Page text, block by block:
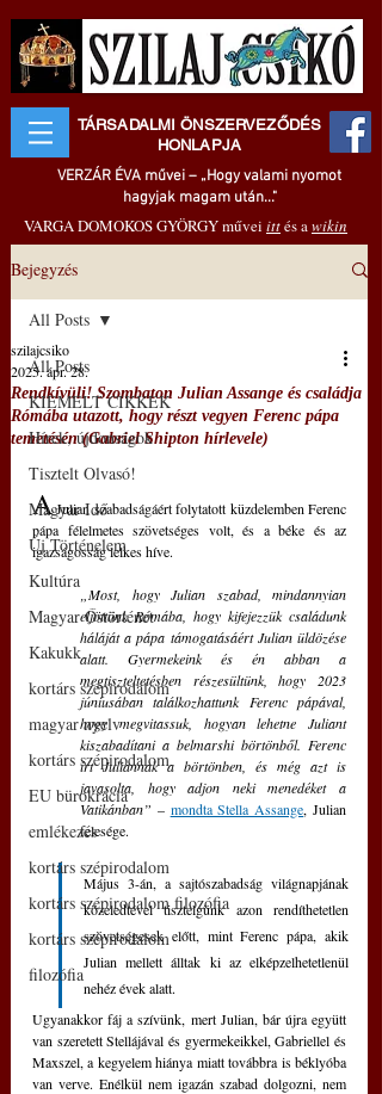
TÁRSADALMI ÖNSZERVEZŐDÉS
HONLAPJA
VERZÁR ÉVA művei – „Hogy valami nyomot
hagyjak magam után..."
VARGA DOMOKOS GYÖRGY művei ittés awikin
Bejegyzés
All Posts
KIEMELT CIKKEK
Hírek, újdonságok
Tisztelt Olvasó!
Magyar Idő
Új Történelem
Kultúra
Magyar Őstörténet
Kakukk
kortárs szépirodalom
magyar nyelv
kortárs szépirodalom
EU bürokrácia
emlékezés
kortárs szépirodalom
kortárs szépirodalom filozófia
kortárs szépirodalom
filozófia
All Posts
Rendkívüli! Szombaton Julian Assange és családja
Rómába utazott, hogy részt vegyen Ferenc pápa
temetésén (Gabriel Shipton hírlevele)
szilajcsiko
2025. ápr. 28.
A Julian szabadságáért folytatott küzdelemben Ferenc
pápa félelmetes szövetséges volt, és a béke és az
igazságosság lelkes híve.
„Most, hogy Julian szabad, mindannyian
eljöttünk Rómába, hogy kifejezzük családunk
háláját a pápa támogatásáért Julian üldözése
alatt. Gyermekeink és én abban a
megtiszteltetésben részesültünk, hogy 2023
júniusában találkozhattunk Ferenc pápával,
hogy megvitassuk, hogyan lehetne Juliant
kiszabadítani a belmarshi börtönből. Ferenc
írt Juliannak a börtönben, és még azt is
javasolta, hogy adjon neki menedéket a
Vatikánban” – mondta Stella Assange, Julian
felesége.
Május 3-án, a sajtószabadság világnapjának
közeledtével tisztelgünk azon rendíthetetlen
szövetségesek előtt, mint Ferenc pápa, akik
Julian mellett álltak ki az elképzelhetetlenül
nehéz évek alatt.
Ugyanakkor fáj a szívünk, mert Julian, bár újra együtt
van szeretett Stellájával és gyermekeikkel, Gabriellel és
Maxszel, a kegyelem hiánya miatt továbbra is béklyóba
van verve. Enélkül nem igazán szabad dolgozni, nem